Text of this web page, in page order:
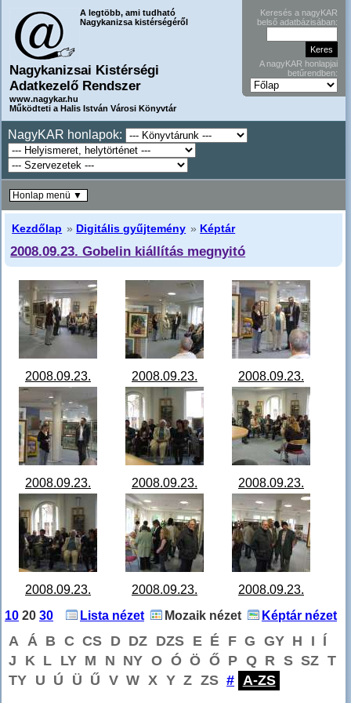
A legtöbb, ami tudható
Nagykanizsa kistérségéről
Nagykanizsai Kistérségi
Adatkezelő Rendszer
www.nagykar.hu
Működteti a Halis István Városi Könyvtár
Keresés a nagyKAR
belső adatbázisában:
A nagyKAR honlapjai
betűrendben:
NagyKAR honlapok:
Kezdőlap » Digitális gyűjtemény » Képtár
2008.09.23. Gobelin kiállítás megnyitó
2008.09.23.
Gobelin kiállítás
megnyitó 01.jpg
2008.09.23.
Gobelin kiállítás
megnyitó 02.jpg
2008.09.23.
Gobelin kiállítás
megnyitó 03.jpg
2008.09.23.
Gobelin kiállítás
megnyitó 04.jpg
2008.09.23.
Gobelin kiállítás
megnyitó 05.jpg
2008.09.23.
Gobelin kiállítás
megnyitó 06.jpg
2008.09.23.
Gobelin kiállítás
2008.09.23.
Gobelin kiállítás
2008.09.23.
Gobelin kiállítás
10 20 30 Lista nézet Mozaik nézet Képtár nézet
A Á B C CS D DZ DZS E É F G GY H I Í
J
K L LY M N NY O Ó Ö Ő P Q R S SZ T
TY U Ú Ü Ű V W X Y Z ZS # A-ZS
Honlap menü ▼